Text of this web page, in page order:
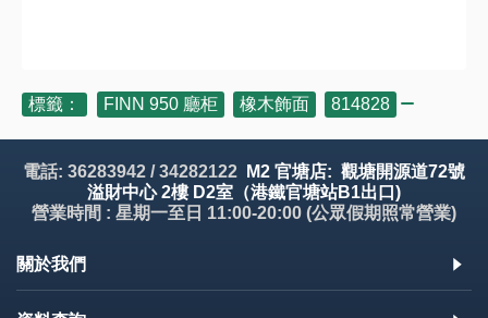
標籤： FINN 950 廳柜 橡木飾面 814828
電話: 36283942 / 34282122
M2 官塘店: 觀塘開源道72號
溢財中心 2樓 D2室（港鐵官塘站B1出口)
營業時間 : 星期一至日 11:00-20:00 (公眾假期照常營業)
關於我們